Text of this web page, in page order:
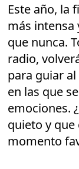
Este año, la
más intensa
que nunca.
radio,
para guiar
en las que
emociones.
quieto y que
momento